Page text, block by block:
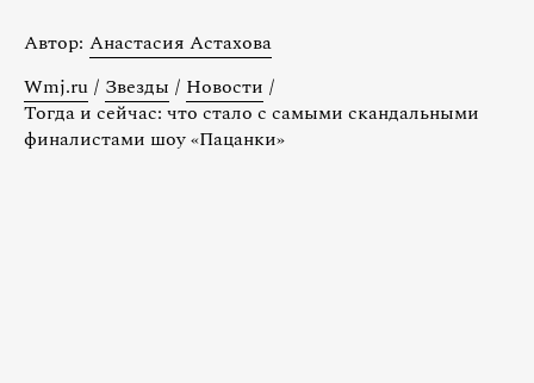
Автор: Анастасия Астахова
Wmj.ru / Звезды / Новости /
Тогда и сейчас: что стало с самыми скандальными
финалистами шоу «Пацанки»